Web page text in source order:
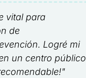
vital para
de
Logré mi
un centro público